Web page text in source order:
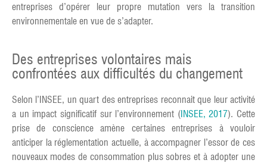
entreprises d’opérer leur propre mutation vers la transition
environnementale en vue de s’adapter.
Des entreprises volontaires mais
confrontées aux difficultés du changement
Selon l’INSEE, un quart des entreprises reconnait que leur activité
a un impact significatif sur l’environnement (INSEE, 2017). Cette
prise de conscience amène certaines entreprises à vouloir
anticiper la réglementation actuelle, à accompagner l’essor de ces
nouveaux modes de consommation plus sobres et à adopter une